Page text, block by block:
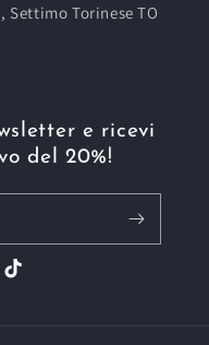
Settimo Torinese TO
e ricevi
del 20%!
TikTok